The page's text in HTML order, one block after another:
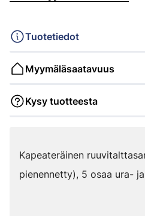
Tuotetiedot
Myymäläsaatavuus
Kysy tuotteesta
Kapeateräinen
pienennetty), 5 osaa ura-